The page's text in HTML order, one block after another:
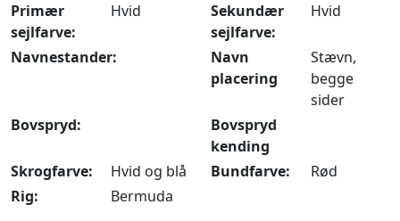
Primær
sejlfarve:
Hvid
Sekundær
sejlfarve:
Hvid
Navnestander:
Navn
placering
Stævn,
begge
sider
Bovspryd:
Bovspryd
kending
Skrogfarve:
Hvid og blå Bundfarve:
Rød
Rig:
Bermuda